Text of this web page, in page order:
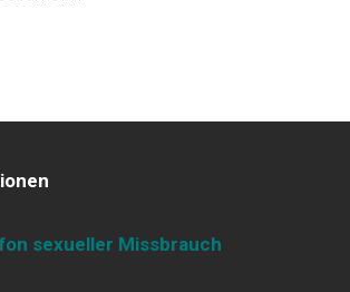
sexueller Missbrauch